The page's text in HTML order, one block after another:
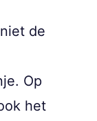
de
Op
het